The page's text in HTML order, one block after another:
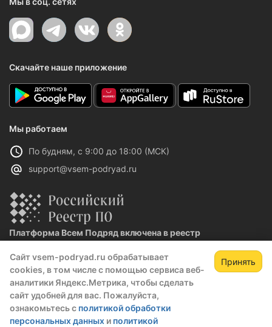
Сайт vsem-podryad.ru обрабатывает
cookies, в том числе с помощью сервиса веб-
аналитики Яндекс.Метрика, чтобы сделать
сайт удобней для вас. Пожалуйста,
ознакомьтесь с политикой обработки
персональных данных и политикой
Принять
Скачайте наше приложение
Мы работаем
По будням, с 9:00 до 18:00 (МСК)
support@vsem-podryad.ru
Платформа Всем Подряд включена в реестр
Реестровая запись №32021 от 06.02.2026
Политика конфиденциальности